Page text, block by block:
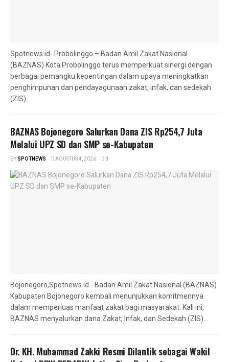
Spotnews.id- Probolinggo – Badan Amil Zakat Nasional
(BAZNAS) Kota Probolinggo terus memperkuat sinergi dengan
berbagai pemangku kepentingan dalam upaya meningkatkan
penghimpunan dan pendayagunaan zakat, infak, dan sedekah
(ZIS)....
BAZNAS Bojonegoro Salurkan Dana ZIS Rp254,7 Juta
Melalui UPZ SD dan SMP se-Kabupaten
BYSPOTNEWS AGUSTUS 4, 2026 0
Bojonegoro,Spotnews.id - Badan Amil Zakat Nasional (BAZNAS)
Kabupaten Bojonegoro kembali menunjukkan komitmennya
dalam memperluas manfaat zakat bagi masyarakat. Kali ini,
BAZNAS menyalurkan dana Zakat, Infak, dan Sedekah (ZIS)...
Dr. KH. Muhammad Zakki Resmi Dilantik sebagai Wakil